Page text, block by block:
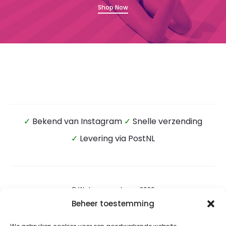
Beheer toestemming
Shop Now
✓ Bekend van Instagram ✓ Snelle verzending
✓ Levering via PostNL
© Wateensound.com 2026